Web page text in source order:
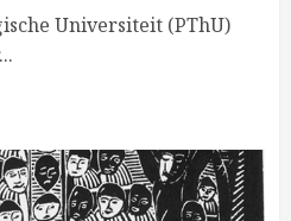
Universiteit (PThU)